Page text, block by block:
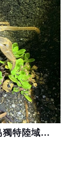
發現人與自然共好的快樂天堂 綠島獨特陸域生態豐富